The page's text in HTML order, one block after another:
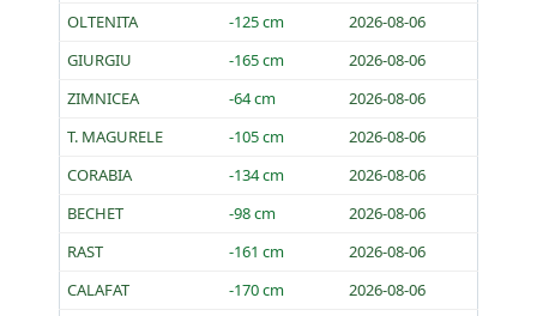
OLTENITA
-125 cm
2026-08-06
GIURGIU
-165 cm
2026-08-06
ZIMNICEA
-64 cm
2026-08-06
T. MAGURELE
-105 cm
2026-08-06
CORABIA
-134 cm
2026-08-06
BECHET
-98 cm
2026-08-06
RAST
-161 cm
2026-08-06
CALAFAT
-170 cm
2026-08-06